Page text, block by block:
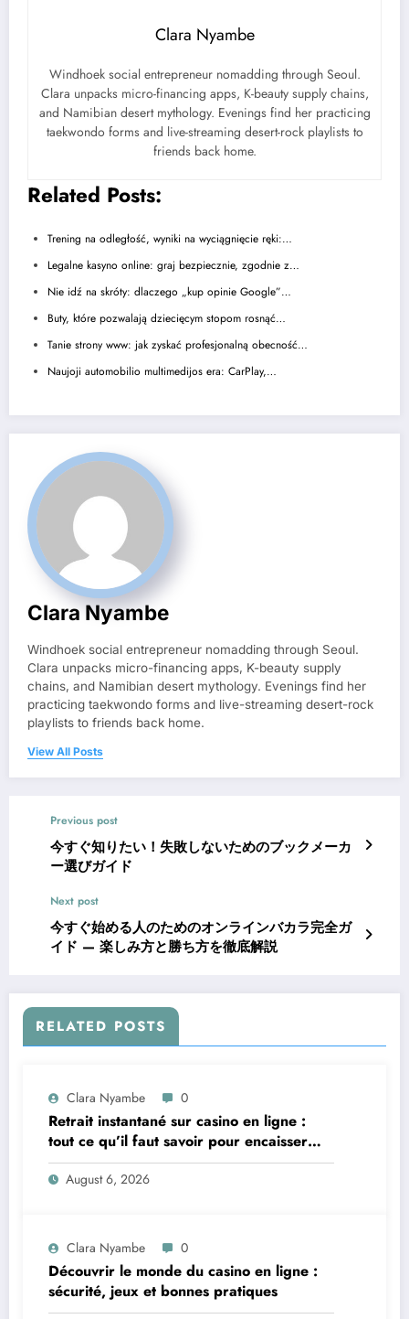
Clara Nyambe
Windhoek social entrepreneur nomadding through Seoul.
Clara unpacks micro-financing apps, K-beauty supply chains,
and Namibian desert mythology. Evenings find her practicing
taekwondo forms and live-streaming desert-rock playlists to
friends back home.
Related Posts:
Trening na odległość, wyniki na wyciągnięcie ręki:…
Legalne kasyno online: graj bezpiecznie, zgodnie z…
Nie idź na skróty: dlaczego „kup opinie Google”…
Buty, które pozwalają dziecięcym stopom rosnąć…
Tanie strony www: jak zyskać profesjonalną obecność…
Naujoji automobilio multimedijos era: CarPlay,…
Clara Nyambe
Windhoek social entrepreneur nomadding through Seoul.
Clara unpacks micro-financing apps, K-beauty supply
chains, and Namibian desert mythology. Evenings find her
practicing taekwondo forms and live-streaming desert-rock
playlists to friends back home.
View All Posts
Previous post
今すぐ知りたい！失敗しないためのブックメーカ
ー選びガイド
Next post
今すぐ始める人のためのオンラインバカラ完全ガ
イド — 楽しみ方と勝ち方を徹底解説
RELATED POSTS
Clara Nyambe 0
Retrait instantané sur casino en ligne :
tout ce qu’il faut savoir pour encaisser
vite et sereinement
August 6, 2026
Clara Nyambe 0
Découvrir le monde du casino en ligne :
sécurité, jeux et bonnes pratiques